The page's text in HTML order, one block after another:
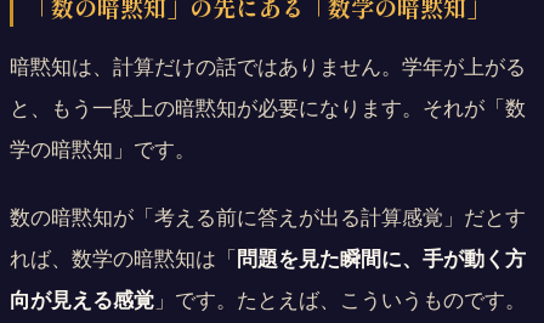
「数の暗黙知」の先にある「数学の暗黙知」
暗黙知は、計算だけの話ではありません。学年が上がる
と、もう一段上の暗黙知が必要になります。それが「数
学の暗黙知」です。
数の暗黙知が「考える前に答えが出る計算感覚」だとす
れば、数学の暗黙知は「 問題を見た瞬間に、手が動く方
向が見える感覚 」です。たとえば、こういうものです。